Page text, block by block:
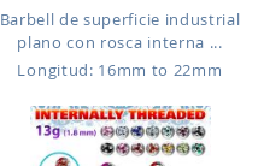
Barbell de superficie industrial
plano con rosca interna ...
Longitud: 16mm to 22mm